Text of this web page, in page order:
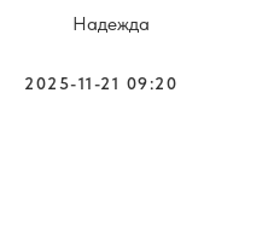
Надежда
2025-11-21 09:20